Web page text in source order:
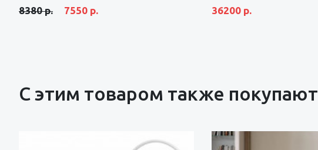
8380 р.
7550 р.
36200 р.
С этим товаром также покупают